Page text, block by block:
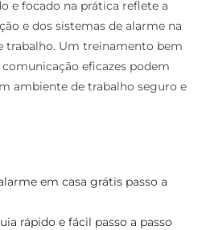
e focado na prática reflete a
e dos sistemas de alarme na
trabalho. Um treinamento bem
eficazes podem
ambiente de trabalho seguro e
em casa grátis passo a
rápido e fácil passo a passo